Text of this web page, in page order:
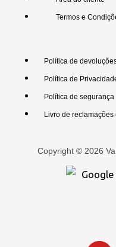
Termos e
Política de
Política de
Política de segurança
Livro de reclamações
Copyright © 2026